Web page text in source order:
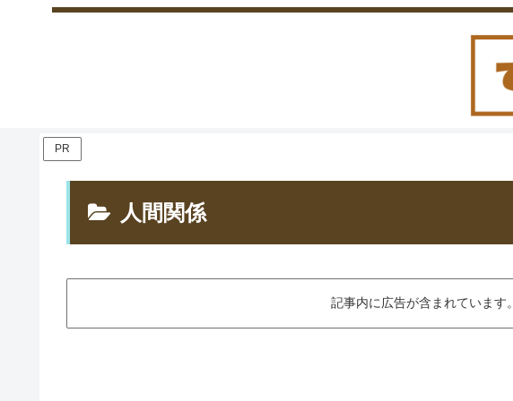
PR
人間関係
記事内に広告が含まれています。